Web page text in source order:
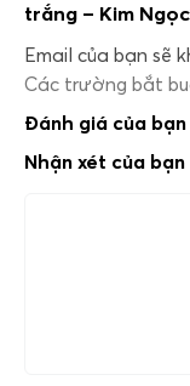
trắng – Kim
Email của bạn sẽ
Các trường bắt
Đánh giá của bạn
Nhận xét của bạn